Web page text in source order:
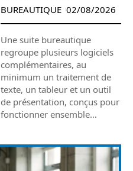
BUREAUTIQUE 02/08/2026
Une suite bureautique
regroupe plusieurs logiciels
complémentaires, au
minimum un traitement de
texte, un tableur et un outil
de présentation, conçus pour
fonctionner ensemble…